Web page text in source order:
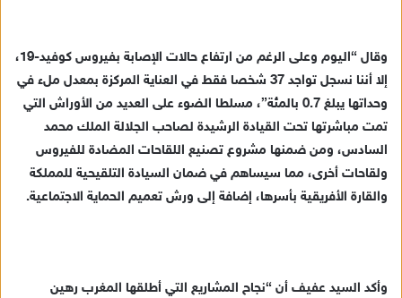
وقال “اليوم وعلى الرغم من ارتفاع حالات الإصابة بفيروس كوفيد-19،
إلا أننا نسجل تواجد 37 شخصا فقط في العناية المركزة بمعدل ملء في
وحداتها يبلغ 0.7 بالمئة”، مسلطا الضوء على العديد من الأوراش التي
تمت مباشرتها تحت القيادة الرشيدة لصاحب الجلالة الملك محمد
السادس، ومن ضمنها مشروع تصنيع اللقاحات المضادة للفيروس
ولقاحات أخرى، مما سيساهم في ضمان السيادة التلقيحية للمملكة
والقارة الأفريقية بأسرها، إضافة إلى ورش تعميم الحماية الاجتماعية.
وأكد السيد عفيف أن “نجاح المشاريع التي أطلقها المغرب رهين